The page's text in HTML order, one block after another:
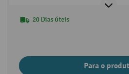
20 Dias úteis
Para o